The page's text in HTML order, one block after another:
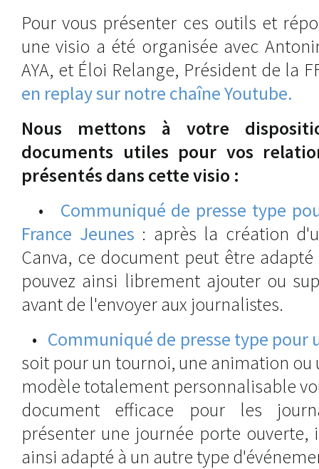
Pour vous présenter ces outils et
une visio a été organisée avec
AYA, et Éloi Relange, Président de la
en replay sur notre chaîne Youtube.
Nous mettons à votre
documents utiles pour vos
présentés dans cette visio :
• Communiqué de presse type
France Jeunes : après la création
Canva, ce document peut être
pouvez ainsi librement ajouter ou
avant de l'envoyer aux journalistes.
• Communiqué de presse type pour
soit pour un tournoi, une animation ou
modèle totalement personnalisable
document efficace pour les
présenter une journée porte
ainsi adapté à un autre type